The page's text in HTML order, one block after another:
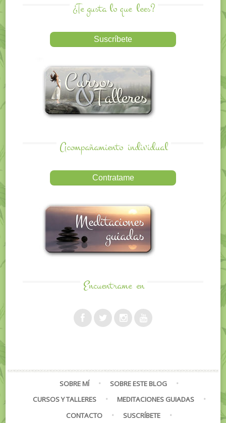
¿Te gusta lo que lees?
Acompañamiento individual
Encuentrame en
SOBRE MÍ
SOBRE ESTE BLOG
CURSOS Y TALLERES
MEDITACIONES GUIADAS
CONTACTO
SUSCRÍBETE